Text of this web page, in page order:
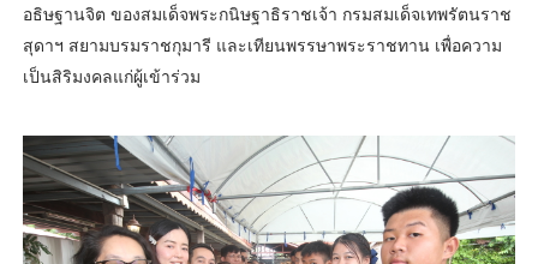
อธิษฐานจิต ของสมเด็จพระกนิษฐาธิราชเจ้า กรมสมเด็จเทพรัตนราช
สุดาฯ สยามบรมราชกุมารี และเทียนพรรษาพระราชทาน เพื่อความ
เป็นสิริมงคลแก่ผู้เข้าร่วม